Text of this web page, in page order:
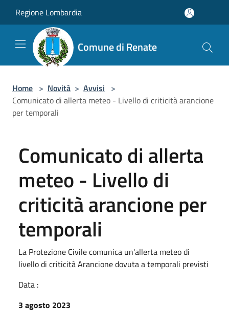
Regione Lombardia
Comune di Renate
Home > Novità > Avvisi >
Comunicato di allerta meteo - Livello di criticità arancione
per temporali
Comunicato di allerta
meteo - Livello di
criticità arancione per
temporali
La Protezione Civile comunica un'allerta meteo di
livello di criticità Arancione dovuta a temporali previsti
Data :
3 agosto 2023